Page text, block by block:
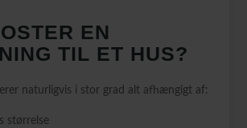
EN
TIL ET HUS?
naturligvis i stor grad alt afhængigt af:
størrelse